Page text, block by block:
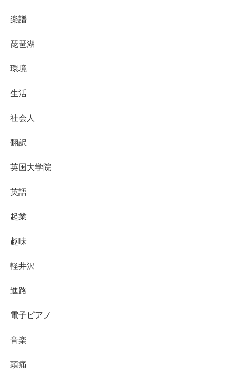
楽譜
琵琶湖
環境
生活
社会人
翻訳
英国大学院
英語
起業
趣味
軽井沢
進路
電子ピアノ
音楽
頭痛